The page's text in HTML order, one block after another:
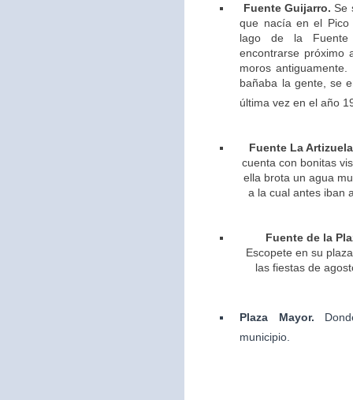
Fuente Guijarro. Se
que nacía en el
lago de la
encontrarse próximo
moros
bañaba la gente, se
última vez en el año
Fuente La
cuenta con bonitas
ella brota un agua
a la cual antes iban
Fuente de la
Escopete en su
las fiestas de
Plaza Mayor.
municipio.